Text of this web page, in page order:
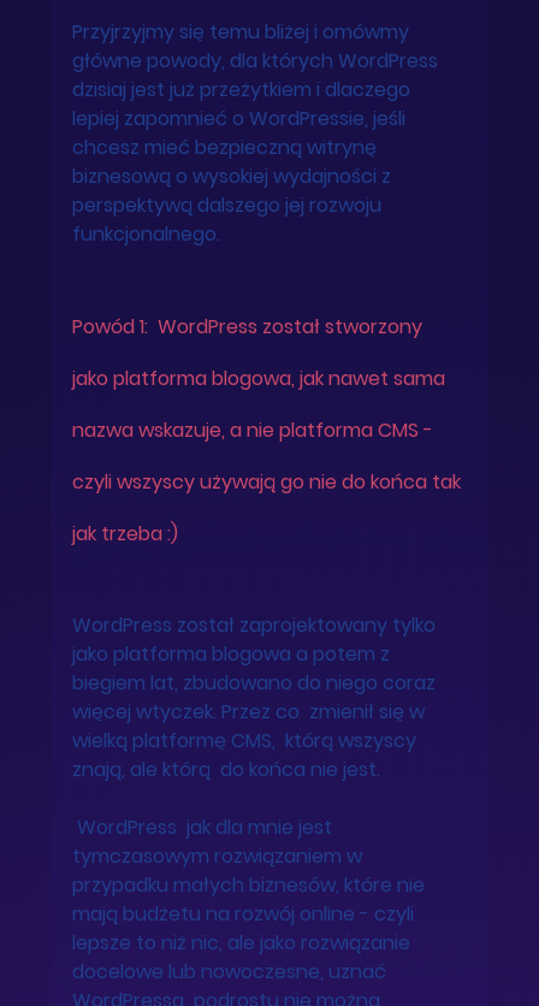
Przyjrzyjmy się temu bliżej i omówmy
główne powody, dla których WordPress
dzisiaj jest już przeżytkiem i dlaczego
lepiej zapomnieć o WordPressie, jeśli
chcesz mieć bezpieczną witrynę
biznesową o wysokiej wydajności z
perspektywą dalszego jej rozwoju
funkcjonalnego.
Powód 1:  WordPress został stworzony
jako platforma blogowa, jak nawet sama
nazwa wskazuje, a nie platforma CMS -
czyli wszyscy używają go nie do końca tak
jak trzeba :)
WordPress został zaprojektowany tylko
jako platforma blogowa a potem z
biegiem lat, zbudowano do niego coraz
więcej wtyczek. Przez co  zmienił się w
wielką platformę CMS,  którą wszyscy
znają, ale którą  do końca nie jest.
tymczasowym rozwiązaniem w
przypadku małych biznesów, które nie
mają budżetu na rozwój online - czyli
lepsze to niż nic, ale jako rozwiązanie
docelowe lub nowoczesne, uznać